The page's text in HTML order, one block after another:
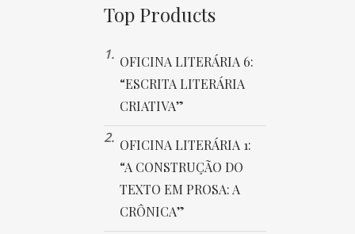
Top Products
OFICINA LITERÁRIA 6:
“ESCRITA LITERÁRIA
CRIATIVA”
OFICINA LITERÁRIA 1:
“A CONSTRUÇÃO DO
TEXTO EM PROSA: A
CRÔNICA”